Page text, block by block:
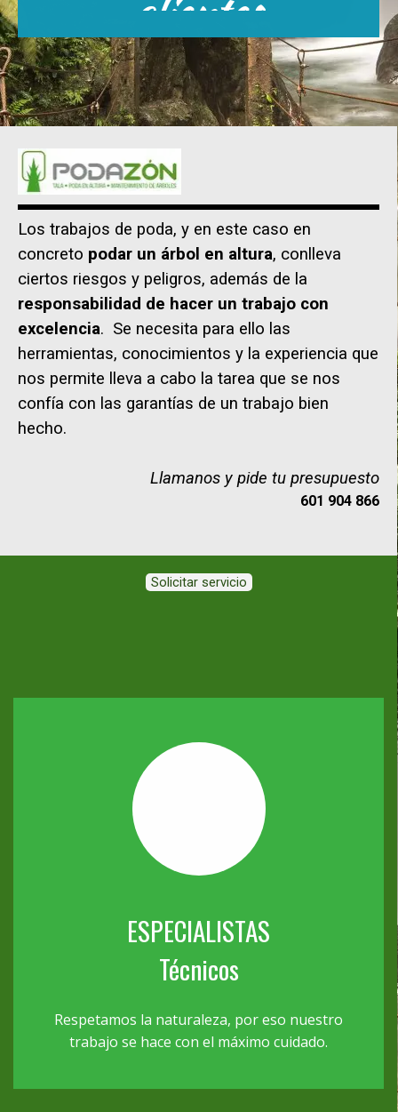
Los trabajos de poda, y en este caso en
concreto podar un árbol en altura, conlleva
ciertos riesgos y peligros, además de la
responsabilidad de hacer un trabajo con
excelencia. Se necesita para ello las
herramientas, conocimientos y la experiencia que
nos permite lleva a cabo la tarea que se nos
confía con las garantías de un trabajo bien
hecho.
Llamanos y pide tu presupuesto
601 904 866
Solicitar servicio
ESPECIALISTAS
Técnicos
Respetamos la naturaleza, por eso nuestro
trabajo se hace con el máximo cuidado.